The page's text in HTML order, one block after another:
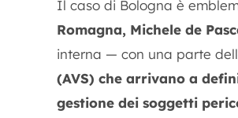
Il caso di Bologna è
Romagna, Michele de
interna — con una parte
(AVS) che arrivano a
gestione dei soggetti